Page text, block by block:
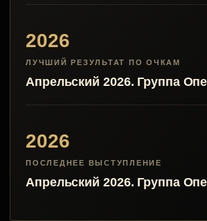
2026
ЛУЧШИЙ РЕЗУЛЬТАТ ПО ОЧКАМ
Апрельский 2026. Группа
2026
ПОСЛЕДНЕЕ ВЫСТУПЛЕНИЕ
Апрельский 2026. Группа